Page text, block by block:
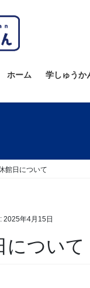
ホーム 学しゅうか
館日について
2025年4月15日
について